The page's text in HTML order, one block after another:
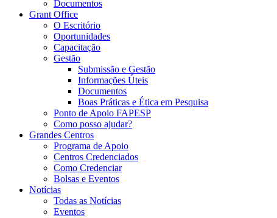
Documentos
Grant Office
O Escritório
Oportunidades
Capacitação
Gestão
Submissão e Gestão
Informações Úteis
Documentos
Boas Práticas e Ética em Pesquisa
Ponto de Apoio FAPESP
Como posso ajudar?
Grandes Centros
Programa de Apoio
Centros Credenciados
Como Credenciar
Bolsas e Eventos
Notícias
Todas as Notícias
Eventos